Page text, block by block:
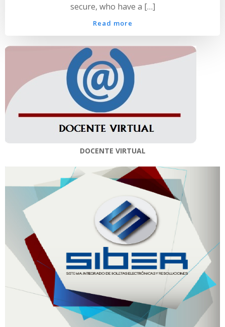
secure, who have a […]
Read more
DOCENTE VIRTUAL